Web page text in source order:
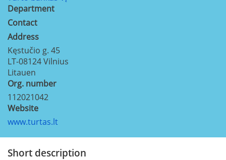
Department
Contact
Address
Kęstučio g. 45
LT-08124Vilnius
Litauen
Org. number
112021042
Website
www.turtas.lt
Short description